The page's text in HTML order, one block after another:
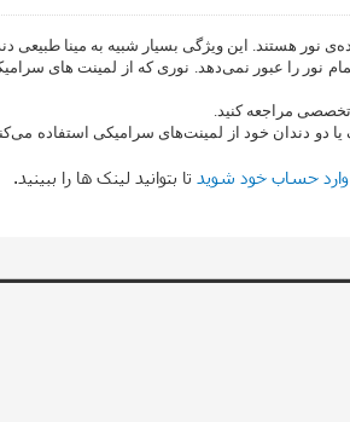
نور هستند. این ویژگی بسیار شبیه به مینا طبیعی
نور را عبور نمی‌دهد. نوری که از لمینت های
تخصصی مراجعه کنید.
دو دندان خود از لمینت‌های سرامیکی استفاده
وارد حساب خود شوید تا بتوانید لینک ها را ببینید.